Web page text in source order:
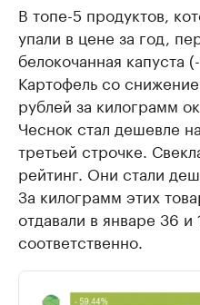
В топе-5 продуктов,
упали в цене за год,
белокочанная капуста
Картофель со
рублей за килограмм
Чеснок стал дешевле
третьей строчке.
рейтинг. Они стали
За килограмм этих
отдавали в январе 36 и
соответственно.